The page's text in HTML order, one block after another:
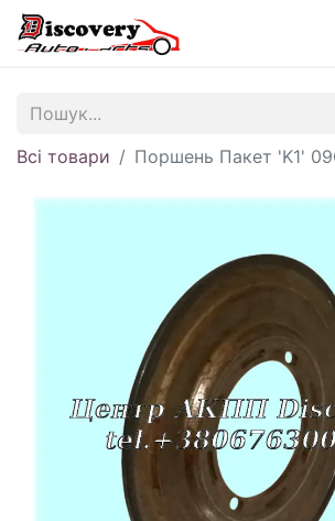
Всі товари Поршень Пакет 'K1'